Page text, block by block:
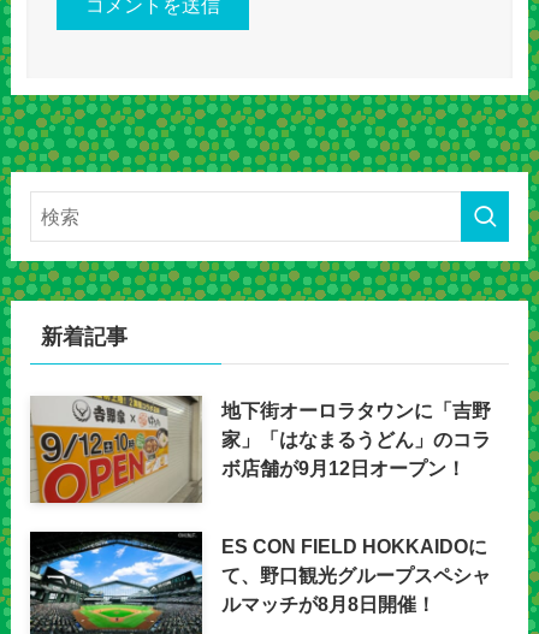
新着記事
地下街オーロラタウンに「吉野
家」「はなまるうどん」のコラ
ボ店舗が9月12日オープン！
ES CON FIELD HOKKAIDOに
て、野口観光グループスペシャ
ルマッチが8月8日開催！